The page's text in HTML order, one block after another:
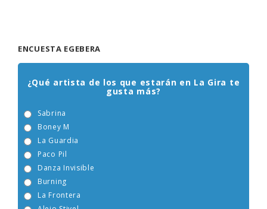
ENCUESTA EGEBERA
¿Qué artista de los que estarán en La Gira te
gusta más?
Boney M
Burning